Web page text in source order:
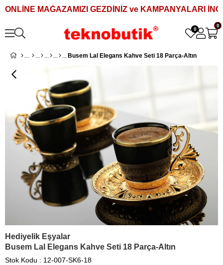
ONLİNE MAĞAZAMIZI GEZDİNİZ ve KAMPANYALARI
0
0
Busem Lal Elegans Kahve Seti 18 Parça-Altın
Hediyelik Eşyalar
Busem Lal Elegans Kahve Seti 18 Parça-Altın
Stok Kodu 12-007-SK6-18